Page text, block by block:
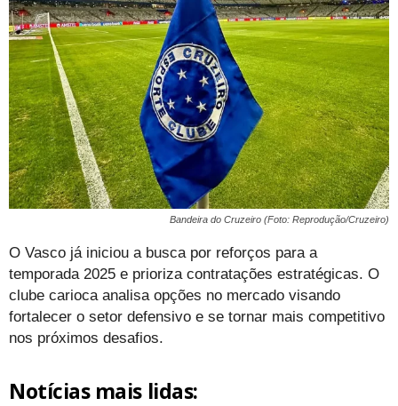
Bandeira do Cruzeiro (Foto: Reprodução/Cruzeiro)
O Vasco já iniciou a busca por reforços para a
temporada 2025 e prioriza contratações estratégicas. O
clube carioca analisa opções no mercado visando
fortalecer o setor defensivo e se tornar mais competitivo
nos próximos desafios.
Notícias mais lidas: